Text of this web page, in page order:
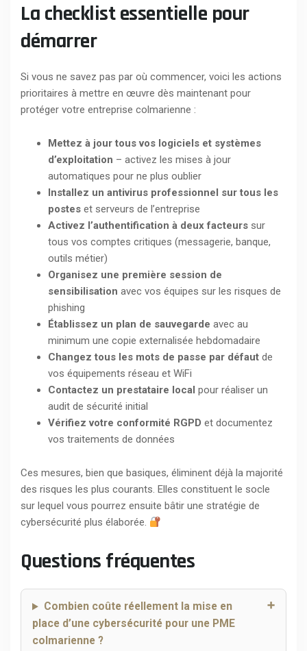
La checklist essentielle pour
démarrer
Si vous ne savez pas par où commencer, voici les actions
prioritaires à mettre en œuvre dès maintenant pour
protéger votre entreprise colmarienne :
Mettez à jour tous vos logiciels et systèmes
d’exploitation – activez les mises à jour
automatiques pour ne plus oublier
Installez un antivirus professionnel sur tous les
postes et serveurs de l’entreprise
Activez l’authentification à deux facteurs sur
tous vos comptes critiques (messagerie, banque,
outils métier)
Organisez une première session de
sensibilisation avec vos équipes sur les risques de
phishing
Établissez un plan de sauvegarde avec au
minimum une copie externalisée hebdomadaire
Changez tous les mots de passe par défaut de
vos équipements réseau et WiFi
Contactez un prestataire local pour réaliser un
audit de sécurité initial
Vérifiez votre conformité RGPD et documentez
vos traitements de données
Ces mesures, bien que basiques, éliminent déjà la majorité
des risques les plus courants. Elles constituent le socle
sur lequel vous pourrez ensuite bâtir une stratégie de
cybersécurité plus élaborée.
Questions fréquentes
Combien coûte réellement la mise en
place d’une cybersécurité pour une PME
colmarienne ?